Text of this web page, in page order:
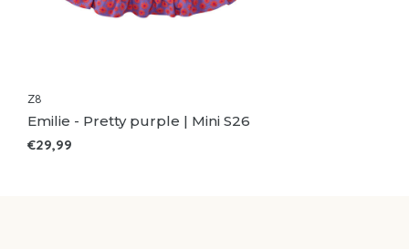
Z8
Emilie - Pretty purple | Mini S26
€29,99